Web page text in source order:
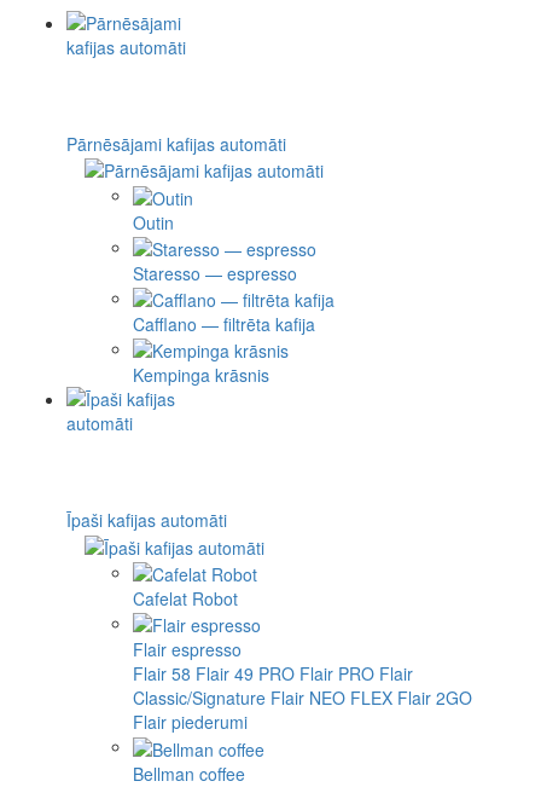
Pārnēsājami kafijas automāti
Outin
Staresso — espresso
Cafflano — filtrēta kafija
Kempinga krāsnis
Īpaši kafijas automāti
Cafelat Robot
Flair espresso
Flair 58 Flair 49 PRO Flair PRO Flair
Classic/Signature Flair NEO FLEX Flair 2GO
Flair piederumi
Bellman coffee